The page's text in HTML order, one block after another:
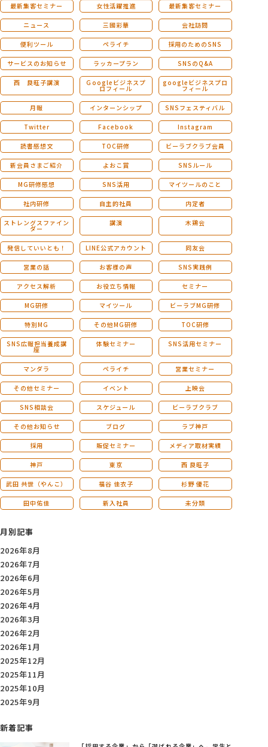
最新集客セミナー 女性活躍推進 最新集客セミナー
ニュース 三國彩華 会社訪問
便利ツール ペライチ 採用のためのSNS
サービスのお知らせ ラッカープラン SNSのQ&A
西 良旺子講演 Ｇoogleビジネスプ
ロフィール
googleビジネスプロ
フィール
月報 インターンシップ SNSフェスティバル
Twitter Facebook Instagram
読書感想文 TOC研修 ビーラブクラブ会員
新会員さまご紹介 よおこ賞 SNSルール
MG研修感想 SNS活用 マイツールのこと
社内研修 自主的社員 内定者
ストレングスファイン
ダー
講演 木鶏会
発信していいとも！ LINE公式アカウント 同友会
営業の話 お客様の声 SNS実践例
アクセス解析 お役立ち情報 セミナー
MG研修 マイツール ビーラブMG研修
特別MG その他MG研修 TOC研修
SNS広報担当養成講
座
体験セミナー SNS活用セミナー
マンダラ ペライチ 営業セミナー
その他セミナー イベント 上映会
SNS相談会 スケジュール ビーラブクラブ
その他お知らせ ブログ ラブ神戸
採用 販促セミナー メディア取材実績
神戸 東京 西 良旺子
武田 共世（やんこ） 福谷 佳衣子 杉野 優花
田中佑佳 新入社員 未分類
月別記事
2026年8月
2026年7月
2026年6月
2026年5月
2026年4月
2026年3月
2026年2月
2026年1月
2025年12月
2025年11月
2025年10月
2025年9月
新着記事